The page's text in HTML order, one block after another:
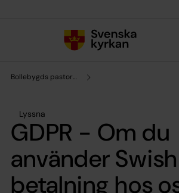
Bollebygds pastorat
Lyssna
GDPR - Om du
använder
betalning hos